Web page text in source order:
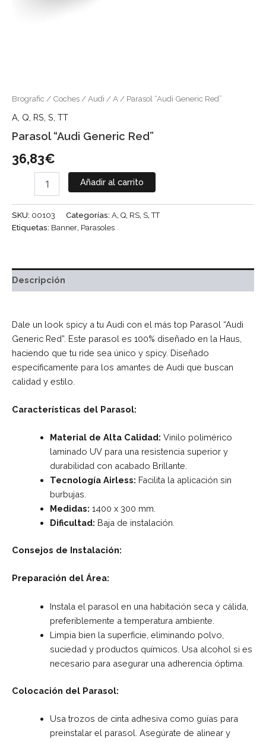
Brografic/ Coches/Audi /A/ Parasol “Audi Generic Red”
A Q RS S TT
Parasol “Audi Generic Red”
36,83€
Añadir al carrito
SKU: 00103 Categorías: A Q RS S ,TT
Etiquetas: Banner Parasoles
Descripción
Dale un look spicy a tu Audi con el más top Parasol “Audi
Generic Red”. Este parasol es 100% diseñado en la Haus,
haciendo que tu ride sea único y spicy. Diseñado
específicamente para los amantes de Audi que buscan
calidad y estilo.
Características del Parasol:
Material de Alta Calidad: Vinilo polimérico
laminado UV para una resistencia superior y
durabilidad con acabado Brillante.
Tecnología Airless: Facilita la aplicación sin
burbujas.
Medidas: 1400 x 300 mm.
Dificultad: Baja de instalación.
Consejos de Instalación:
Preparación del Área:
Instala el parasol en una habitación seca y cálida,
preferiblemente a temperatura ambiente.
Limpia bien la superficie, eliminando polvo,
suciedad y productos químicos. Usa alcohol si es
necesario para asegurar una adherencia óptima.
Colocación del Parasol:
Usa trozos de cinta adhesiva como guías para
preinstalar el parasol. Asegúrate de alinear y